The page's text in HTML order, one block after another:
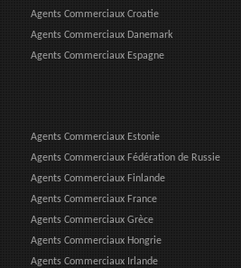
Agents Commerciaux Croatie
Agents Commerciaux Danemark
Agents Commerciaux Espagne
Agents Commerciaux Estonie
Agents Commerciaux Fédération de Russie
Agents Commerciaux Finlande
Agents Commerciaux France
Agents Commerciaux Grèce
Agents Commerciaux Hongrie
Agents Commerciaux Irlande